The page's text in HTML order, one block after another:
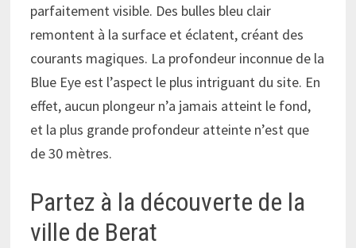
parfaitement visible. Des bulles bleu clair
remontent à la surface et éclatent, créant des
courants magiques. La profondeur inconnue de la
Blue Eye est l’aspect le plus intriguant du site. En
effet, aucun plongeur n’a jamais atteint le fond,
et la plus grande profondeur atteinte n’est que
de 30 mètres.
Partez à la découverte de la
ville de Berat